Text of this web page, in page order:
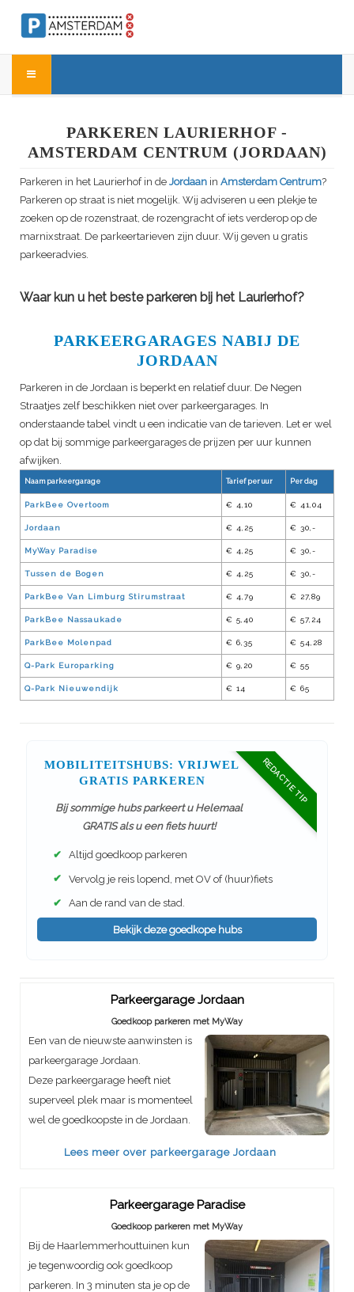
PARKEREN LAURIERHOF -
AMSTERDAM CENTRUM (JORDAAN)
Parkeren in het Laurierhof in de Jordaan in Amsterdam Centrum?
Parkeren op straat is niet mogelijk. Wij adviseren u een plekje te
zoeken op de rozenstraat, de rozengracht of iets verderop op de
marnixstraat. De parkeertarieven zijn duur. Wij geven u gratis
parkeeradvies.
Waar kun u het beste parkeren bij het Laurierhof?
PARKEERGARAGES NABIJ DE
JORDAAN
Parkeren in de Jordaan is beperkt en relatief duur. De Negen
Straatjes zelf beschikken niet over parkeergarages. In
onderstaande tabel vindt u een indicatie van de tarieven. Let er wel
op dat bij sommige parkeergarages de prijzen per uur kunnen
afwijken.
Naam parkeergarage Tarief per uur Per dag
ParkBee Overtoom € 4,10 € 41,04
Jordaan € 4,25 € 30,-
MyWay Paradise € 4,25 € 30,-
Tussen de Bogen € 4,25 € 30,-
ParkBee Van Limburg Stirumstraat € 4,79 € 27,89
ParkBee Nassaukade € 5,40 € 57,24
ParkBee Molenpad € 6,35 € 54,28
Q-Park Europarking € 9,20 € 55
Q-Park Nieuwendijk € 14 € 65
REDACTIE TIP
MOBILITEITSHUBS: VRIJWEL
GRATIS PARKEREN
Bij sommige hubs parkeert u Helemaal
GRATIS als u een fiets huurt!
✔ Altijd goedkoop parkeren
✔ Vervolg je reis lopend, met OV of (huur)fiets
✔ Aan de rand van de stad.
Bekijk deze goedkope hubs
Parkeergarage Jordaan
Goedkoop parkeren met MyWay
Een van de nieuwste aanwinsten is
parkeergarage Jordaan.
Deze parkeergarage heeft niet
superveel plek maar is momenteel
wel de goedkoopste in de Jordaan.
Lees meer over parkeergarage Jordaan
Parkeergarage Paradise
Goedkoop parkeren met MyWay
Bij de Haarlemmerhouttuinen kun
je tegenwoordig ook goedkoop
parkeren. In 3 minuten sta je op de